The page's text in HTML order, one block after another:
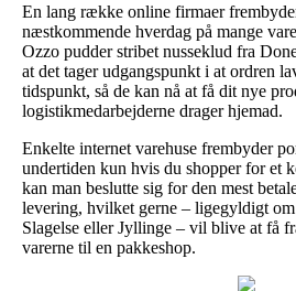
En lang række online firmaer
næstkommende hverdag på mange
Ozzo pudder stribet nusseklud fra
at det tager udgangspunkt i at ordren
tidspunkt, så de kan nå at få dit nye
logistikmedarbejderne drager hjemad.
Enkelte internet varehuse frembyder
undertiden kun hvis du shopper for et
kan man beslutte sig for den mest
levering, hvilket gerne – ligegyldigt
Slagelse eller Jyllinge – vil blive at få
varerne til en pakkeshop.